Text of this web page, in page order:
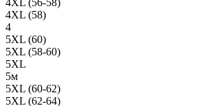
4XL (58)
4
5XL (60)
5XL (58-60)
5XL
5м
5XL (60-62)
5XL (62-64)